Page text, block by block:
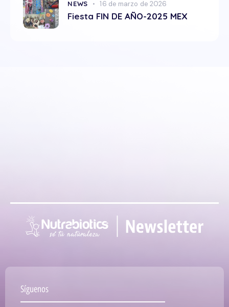
NEWS 16 de marzo de 2026
Fiesta FIN DE AÑO-2025 MEX
Síguenos